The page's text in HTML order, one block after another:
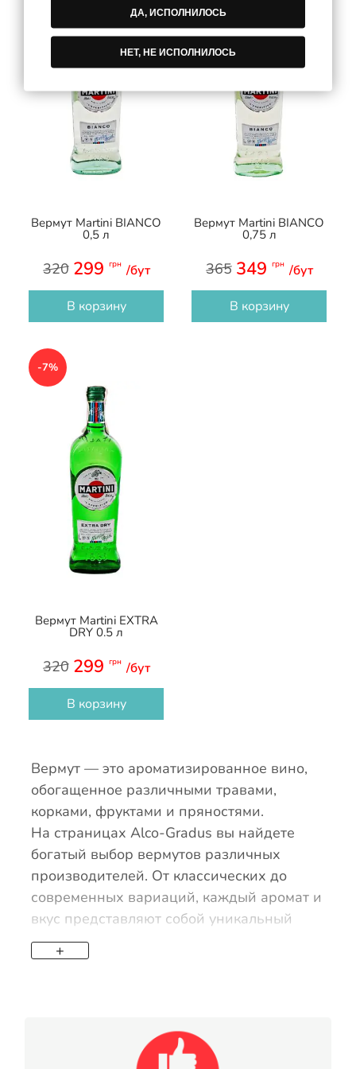
Вермут Martini BIANCO
0,5 л
320 299 грн /бут
В корзину
Вермут Martini BIANCO
0,75 л
365 349 грн /бут
В корзину
-7%
Вермут Martini EXTRA
DRY 0.5 л
320 299 грн /бут
В корзину
Вермут — это ароматизированное вино,
обогащенное различными травами,
корками, фруктами и пряностями.
На страницах Alco-Gradus вы найдете
богатый выбор вермутов различных
производителей. От классических до
современных вариаций, каждый аромат и
вкус представляют собой уникальный
опыт.
Чтобы максимально раскрыть вкус
коктейлей. От классических «Мартини» к
оригинальным авторским напиткам — вы
+
ДА, ИСПОЛНИЛОСЬ
НЕТ, НЕ ИСПОЛНИЛОСЬ